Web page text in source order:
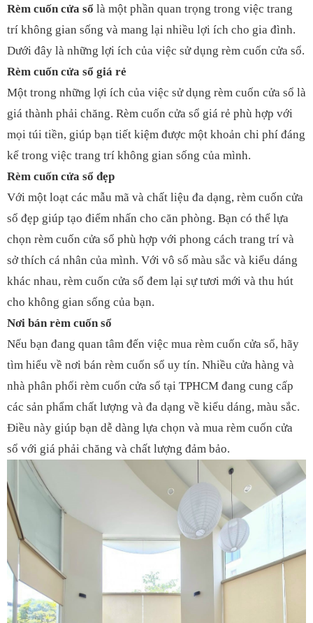
Rèm cuốn cửa sổ là một phần quan trọng trong việc trang
trí không gian sống và mang lại nhiều lợi ích cho gia đình.
Dưới đây là những lợi ích của việc sử dụng rèm cuốn cửa sổ.
Rèm cuốn cửa sổ giá rẻ
Một trong những lợi ích của việc sử dụng rèm cuốn cửa sổ là
giá thành phải chăng. Rèm cuốn cửa sổ giá rẻ phù hợp với
mọi túi tiền, giúp bạn tiết kiệm được một khoản chi phí đáng
kể trong việc trang trí không gian sống của mình.
Rèm cuốn cửa sổ đẹp
Với một loạt các mẫu mã và chất liệu đa dạng, rèm cuốn cửa
sổ đẹp giúp tạo điểm nhấn cho căn phòng. Bạn có thể lựa
chọn rèm cuốn cửa sổ phù hợp với phong cách trang trí và
sở thích cá nhân của mình. Với vô số màu sắc và kiểu dáng
khác nhau, rèm cuốn cửa sổ đem lại sự tươi mới và thu hút
cho không gian sống của bạn.
Nơi bán rèm cuốn sổ
Nếu bạn đang quan tâm đến việc mua rèm cuốn cửa sổ, hãy
tìm hiểu về nơi bán rèm cuốn sổ uy tín. Nhiều cửa hàng và
nhà phân phối rèm cuốn cửa sổ tại TPHCM đang cung cấp
các sản phẩm chất lượng và đa dạng về kiểu dáng, màu sắc.
Điều này giúp bạn dễ dàng lựa chọn và mua rèm cuốn cửa
sổ với giá phải chăng và chất lượng đảm bảo.